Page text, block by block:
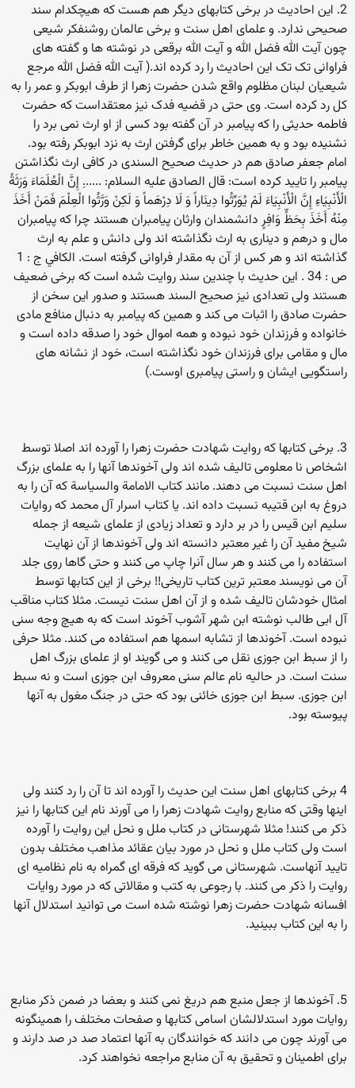
2. این احادیث در برخی کتابهای دیگر هم هست که هیچکدام سند
صحیحی ندارد. و علمای اهل سنت و برخی عالمان روشنفکر شیعی
چون آیت الله فضل الله و آیت الله برقعی در نوشته ها و گفته های
فراوانی تک تک این احادیث را رد کرده اند.( آیت الله فضل الله مرجع
شیعیان لبنان مظلوم واقع شدن حضرت زهرا از طرف ابوبکر و عمر را به
کل رد کرده است. وی حتی در قضیه فدک نیز معتقداست که حضرت
فاطمه حدیثی را که پیامبر در آن گفته بود کسی از او ارث نمی برد را
نشنیده بود و به همین خاطر برای گرفتن ارث به نزد ابوبکر رفته بود.
امام جعفر صادق هم در حدیث صحیح السندی در کافی ارث نگذاشتن
پیامبر را تایید کرده است: قال الصادق علیه السلام: ......ِ إِنَّ الْعُلَمَاءَ وَرَثَةُ
الْأَنْبِيَاءِ إِنَّ الْأَنْبِيَاءَ لَمْ يُوَرِّثُوا دِينَاراً وَ لَا دِرْهَماً وَ لَكِنْ وَرَّثُوا الْعِلْمَ فَمَنْ أَخَذَ
مِنْهُ أَخَذَ بِحَظٍّ وَافِرٍ دانشمندان وارثان پیامبران هستند چرا که پیامبران
مال و درهم و دیناری به ارث نگذاشته اند ولی دانش و علم به ارث
گذاشته اند و هر کس از آن به مقدار فراوانی گرفته است. الكافي ج : 1
ص : 34 . این حدیث با چندین سند روایت شده است که برخی ضعیف
هستند ولی تعدادی نیز صحیح السند هستند و صدور این سخن از
حضرت صادق را اثبات می کند و همین که پیامبر به دنبال منافع مادی
خانواده و فرزندان خود نبوده و همه اموال خود را صدقه داده است و
مال و مقامی برای فرزندان خود نگذاشته است، خود از نشانه های
راستگویی ایشان و راستی پیامبری اوست.)
3. برخی کتابها که روایت شهادت حضرت زهرا را آورده اند اصلا توسط
اشخاص نا معلومی تالیف شده اند ولی آخوندها آنها را به علمای بزرگ
اهل سنت نسبت می دهند. مانند کتاب الامامة والسیاسة که آن را به
دروغ به ابن قتیبه نسبت داده اند. یا کتاب اسرار آل محمد که روایات
سلیم ابن قیس را در بر دارد و تعداد زیادی از علمای شیعه از جمله
شیخ مفید آن را غیر معتبر دانسته اند ولی آخوندها از آن نهایت
استفاده را می کنند و هر سال آنرا چاپ می کنند و حتی گاها روی جلد
آن می نویسند معتبر ترین کتاب تاریخی!! برخی از این کتابها توسط
امثال خودشان تالیف شده و از آن اهل سنت نیست. مثلا کتاب مناقب
آل ابی طالب نوشته ابن شهر آشوب آخوند است که به هیچ وجه سنی
نبوده است. آخوندها از تشابه اسمها هم استفاده می کنند. مثلا حرفی
را از سبط ابن جوزی نقل می کنند و می گویند او از علمای بزرگ اهل
سنت است. در حالیه نام عالم سنی معروف ابن جوزی است و نه سبط
ابن جوزی. سبط ابن جوزی خائنی بود که حتی در جنگ مغول به آنها
پیوسته بود.
4 برخی کتابهای اهل سنت این حدیث را آورده اند تا آن را رد کنند ولی
اینها وقتی که منابع روایت شهادت زهرا را می آورند نام این کتابها را نیز
ذکر می کنند! مثلا شهرستانی در کتاب ملل و نحل این روایت را آورده
است ولی کتاب ملل و نحل در مورد بیان عقائد مذاهب مختلف بدون
تایید آنهاست. شهرستانی می گوید که فرقه ای گمراه به نام نظامیه ای
روایت را ذکر می کنند. با رجوعی به کتب و مقالاتی که در مورد روایات
افسانه شهادت حضرت زهرا نوشته شده است می توانید استدلال آنها
را به این کتاب ببینید.
5. آخوندها از جعل منبع هم دریغ نمی کنند و بعضا در ضمن ذکر منابع
روایات مورد استدلالشان اسامی کتابها و صفحات مختلف را همینگونه
می آورند چون می دانند که خوانندگان به آنها اعتماد صد در صد دارند و
برای اطمینان و تحقیق به آن منابع مراجعه نخواهند کرد.